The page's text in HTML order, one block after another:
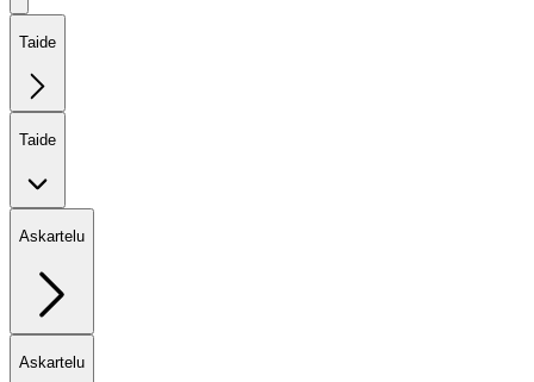
Taide
Taide
Askartelu
Askartelu